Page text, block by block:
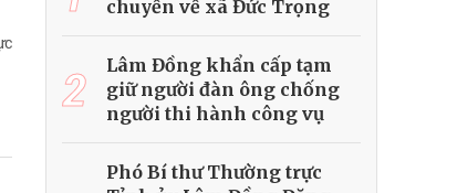
chuyển về xã Đức Trọng
2
Lâm Đồng khẩn cấp tạm
giữ người đàn ông chống
người thi hành công vụ
Phó Bí thư Thường trực